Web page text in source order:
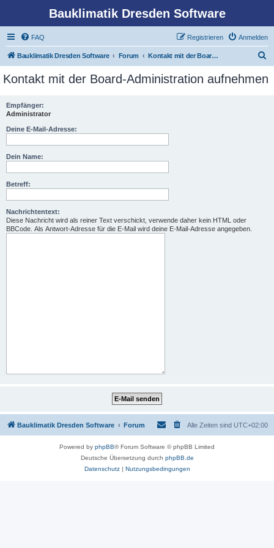
Bauklimatik Dresden Software
FAQ Anmelden
Registrieren
Bauklimatik Dresden Software Forum Kontakt mit der Board-Administration aufnehmen
c
Kontakt mit der Board-Administration aufnehmen
Empfänger:
Administrator
Deine E-Mail-Adresse:
Dein Name:
Betreff:
Nachrichtentext:
Diese Nachricht wird als reiner Text verschickt, verwende daher kein HTML oder
BBCode. Als Antwort-Adresse für die E-Mail wird deine E-Mail-Adresse angegeben.
Bauklimatik Dresden Software Forum Alle Zeiten sind UTC+02:00
Powered by phpBB® Forum Software © phpBB Limited
Deutsche Übersetzung durch phpBB.de
Datenschutz| Nutzungsbedingungen